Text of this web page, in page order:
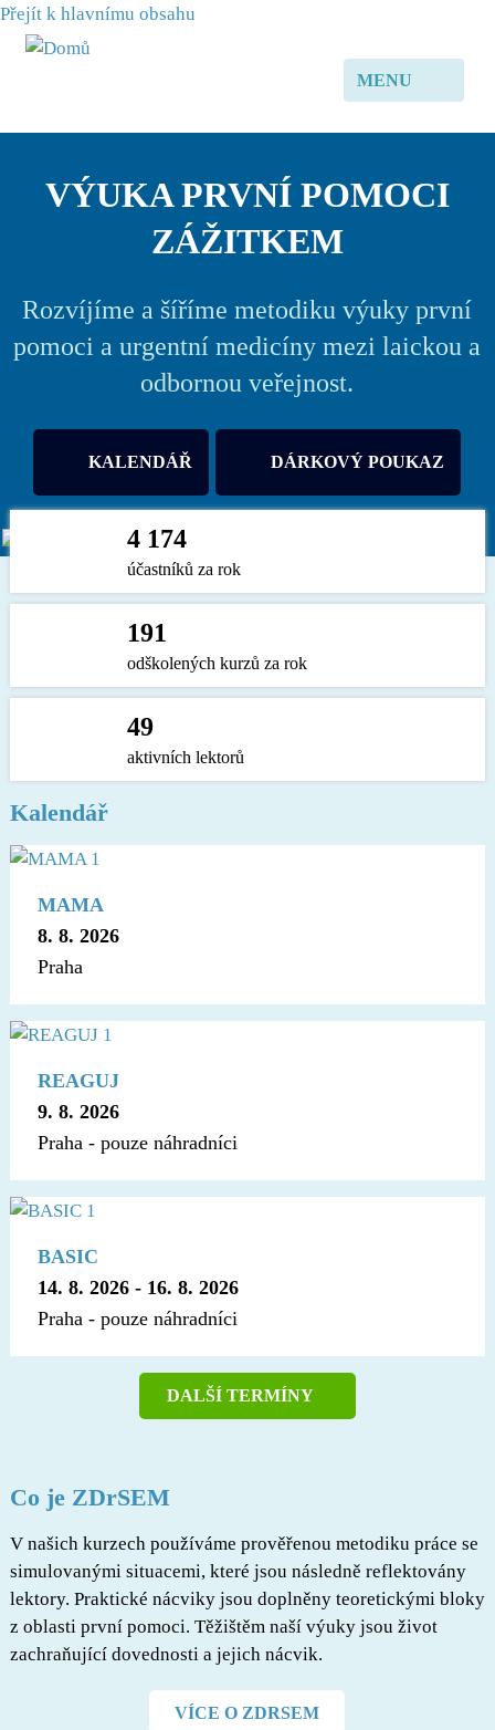
Přejít k hlavnímu obsahu
MENU
VÝUKA PRVNÍ POMOCI
ZÁŽITKEM
Rozvíjíme a šíříme metodiku výuky první
pomoci a urgentní medicíny mezi laickou a
odbornou veřejnost.
KALENDÁŘ DÁRKOVÝ POUKAZ
4 174
účastníků za rok
191
odškolených kurzů za rok
49
aktivních lektorů
Kalendář
MAMA
8. 8. 2026
Praha
REAGUJ
9. 8. 2026
Praha - pouze náhradníci
BASIC
14. 8. 2026- 16. 8. 2026
Praha - pouze náhradníci
DALŠÍ TERMÍNY
Co je ZDrSEM
V našich kurzech používáme prověřenou metodiku práce se
simulovanými situacemi, které jsou následně reflektovány
lektory. Praktické nácviky jsou doplněny teoretickými bloky
z oblasti první pomoci. Těžištěm naší výuky jsou život
zachraňující dovednosti a jejich nácvik.
VÍCE O ZDRSEM